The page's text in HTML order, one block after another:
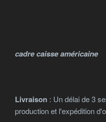
cadre caisse américaine
Livraison : Un délai de 3
production et l'expédition